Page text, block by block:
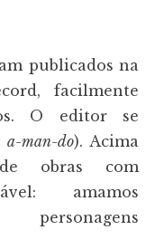
publicados na
facilmente
O editor se
a-man-do). Acima
obras com
amamos